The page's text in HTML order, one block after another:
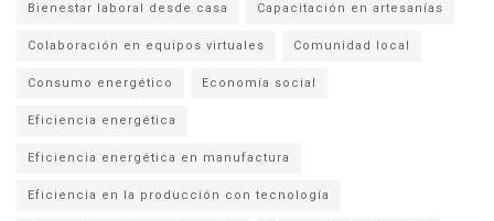
Bienestar laboral desde casa Capacitación en artesanías
Colaboración en equipos virtuales Comunidad local
Consumo energético Economía social
Eficiencia energética
Eficiencia energética en manufactura
Eficiencia en la producción con tecnología